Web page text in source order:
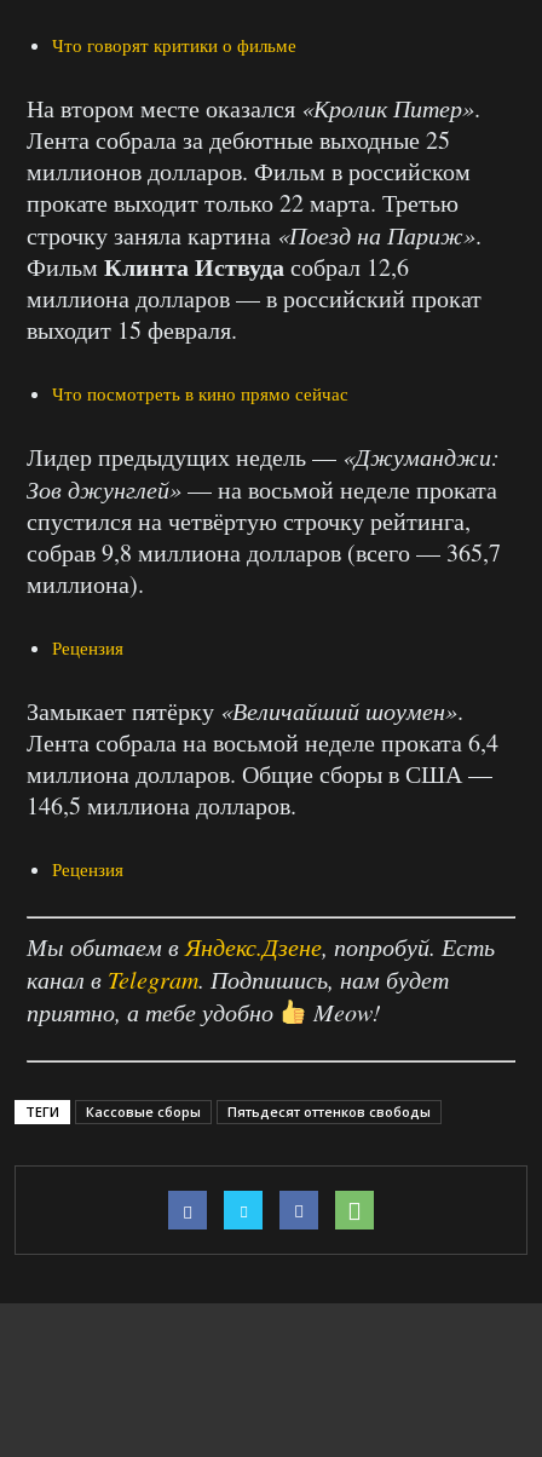
Что говорят критики о фильме
На втором месте оказался «Кролик Питер».
Лента собрала за дебютные выходные 25
миллионов долларов. Фильм в российском
прокате выходит только 22 марта. Третью
строчку заняла картина «Поезд на Париж».
Фильм Клинта Иствудасобрал 12,6
миллиона долларов — в российский прокат
выходит 15 февраля.
Что посмотреть в кино прямо сейчас
Лидер предыдущих недель — «Джуманджи:
Зов джунглей»— на восьмой неделе проката
спустился на четвёртую строчку рейтинга,
собрав 9,8 миллиона долларов (всего — 365,7
миллиона).
Рецензия
Замыкает пятёрку «Величайший шоумен».
Лента собрала на восьмой неделе проката 6,4
миллиона долларов. Общие сборы в США —
146,5 миллиона долларов.
Рецензия
Мы обитаем вЯндекс.Дзене, попробуй. Есть
канал в Telegram. Подпишись, нам будет
приятно, а тебе удобно
Meow!
ТЕГИ Кассовые сборы Пятьдесят оттенков свободы